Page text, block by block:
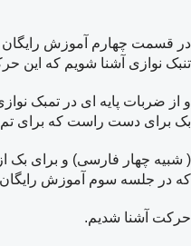
تنبک نوازی آشنا شویم که این
و از ضربات پایه ای در تمبک
بک برای دست راست که برای تم
که در جلسه سوم آموزش رایگان
حرکت آشنا شدیم.